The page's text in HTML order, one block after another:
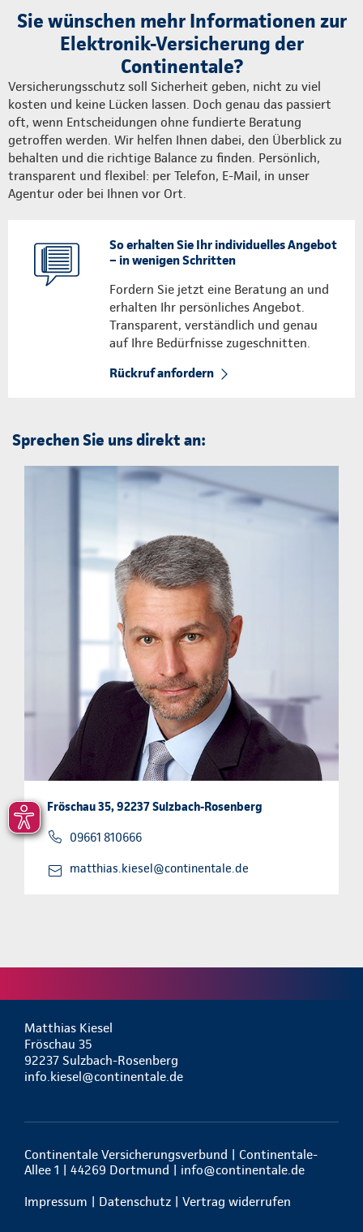
Sie wünschen mehr Informationen zur
Elektronik-Versicherung der
Continentale?
Versicherungsschutz soll Sicherheit geben, nicht zu viel
kosten und keine Lücken lassen. Doch genau das passiert
oft, wenn Entscheidungen ohne fundierte Beratung
getroffen werden. Wir helfen Ihnen dabei, den Überblick zu
behalten und die richtige Balance zu finden. Persönlich,
transparent und flexibel: per Telefon, E-Mail, in unser
Agentur oder bei Ihnen vor Ort.
So erhalten Sie Ihr individuelles Angebot
– in wenigen Schritten
Fordern Sie jetzt eine Beratung an und
erhalten Ihr persönliches Angebot.
Transparent, verständlich und genau
auf Ihre Bedürfnisse zugeschnitten.
Rückruf anfordern
Sprechen Sie uns direkt an:
Fröschau 35, 92237 Sulzbach-Rosenberg
09661 810666
matthias.kiesel@continentale.de
Matthias Kiesel
Fröschau 35
92237 Sulzbach-Rosenberg
info.kiesel@continentale.de
Continentale Versicherungsverbund | Continentale-
Allee 1 | 44269 Dortmund | info@continentale.de
Impressum Datenschutz Vertrag widerrufen